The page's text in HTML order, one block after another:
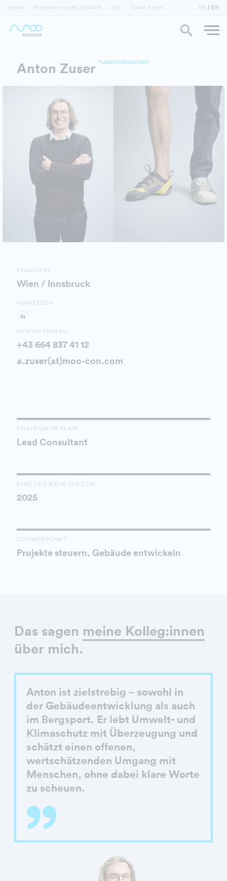
Home Menschen bei M.O.O.CON Wir Zuser Anton DE EN
Anton Zuser *LEAD CONSULTANT
STANDORT
Wien / Innsbruck
VERNETZEN
KONTAKTDATEN
+43 664 837 41 12
a.zuser(at)moo-con.com
POSITION IM TEAM
Lead Consultant
EINSTIEG BEI M.O.O.CON
2025
SCHWERPUNKT
Projekte steuern, Gebäude entwickeln
Das sagen meine Kolleg:innen
über mich.
Anton ist zielstrebig – sowohl in
der Gebäudeentwicklung als auch
im Bergsport. Er lebt Umwelt- und
Klimaschutz mit Überzeugung und
schätzt einen offenen,
wertschätzenden Umgang mit
Menschen, ohne dabei klare Worte
zu scheuen.